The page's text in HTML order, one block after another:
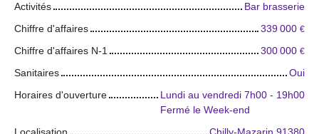
Activités
Bar brasserie
Chiffre d'affaires
339 000 €
Chiffre d'affaires N-1 300 000 €
Sanitaires
Oui
Horaires d'ouverture
Lundi au vendredi 7h00 - 19h00
Fermé le Week-end